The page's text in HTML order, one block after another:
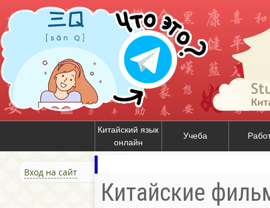
Китайский язык
онлайн
Учеба
Вход на сайт
Китайские